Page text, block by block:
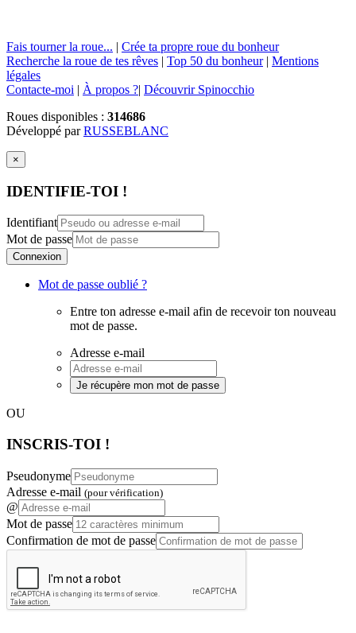
Fais tourner la roue... | Crée ta propre roue du bonheur
Recherche la roue de tes rêves | Top 50 du bonheur| Mentions
légales
Contacte-moi | À propos ?| Découvrir Spinocchio
Roues disponibles : 314686
Développé parRUSSEBLANC
×
IDENTIFIE-TOI !
Identifiant
Mot de passe
Connexion
Mot de passe oublié ?
Entre ton adresse e-mail afin de recevoir ton nouveau
mot de passe.
Adresse e-mail
Je récupère mon mot de passe
OU
INSCRIS-TOI !
Pseudonyme
Adresse e-mail (pour vérification)
@
Mot de passe
Confirmation de mot de passe